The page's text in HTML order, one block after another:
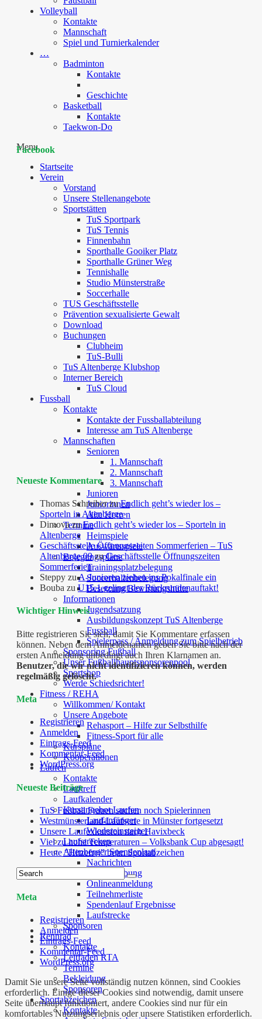
Volleyball
Kontakte
Mannschaft
Spiel und Turnierkalender
…
Badminton
Kontakte
Geschichte
Basketball
Kontakte
Taekwon-Do
Menu
Startseite
Verein
Vorstand
Unsere Stellenangebote
Sportstätten
TuS Sportpark
TuS Tennis
Finnenbahn
Sporthalle Gooiker Platz
Sporthalle Grüner Weg
Tennishalle
Studio Münsterstraße
Soccerhalle
TUS Geschäftsstelle
Prävention sexualisierte Gewalt
Download
Buchungen
Clubheim
TuS-Bulli
TuS Altenberge Klubshop
Interner Bereich
TuS Cloud
Fussball
Kontakte
Kontakte der Fussballabteilung
Interesse am TuS Altenberge
Mannschaften
Senioren
1. Mannschaft
2. Mannschaft
3. Mannschaft
Junioren
Juniorinnen
Alte Herren
Termine
Heimspiele
Auswärtsspiele
Belegungspläne
Trainingsplatzbelegung
Soccerhallenbelegung
Besetzung Bewirtungshütte
Informationen
Jugendsatzung
Ausbildungskonzept TuS Altenberge
Fussball
Spielerpass / Anmeldung zum Spielbetrieb
Sponsoring Fußball
Unser Fußballhauptsponsorenpool
Sportshop
Werde Schiedsrichter!
Fitness / REHA
Willkommen/ Kontakt
Unsere Angebote
Rehasport – Hilfe zur Selbsthilfe
Fitness-Sport für alle
Kurspläne
Kooperationen
Laufen
Kontakte
Lauftreff
Laufkalender
Kursangebot Laufen
Laufanfänger
Wiedereinsteiger
Laufstrecken
Altenberger Spendenlauf
Nachrichten
Ausschreibung
Onlineanmeldung
Teilnehmerliste
Spendenlauf Ergebnisse
Laufstrecke
Sponsoren
Rennrad
Kontakte
Leitfaden RTA
Termine
Bekleidung
Sponsoren
Sportabzeichen
Kontakte
Facebook
Neueste Kommentare
Thomas SchreiberzuEndlich geht’s wieder los –
Sporteln in Altenberge
DimovazuEndlich geht’s wieder los – Sporteln in
Altenberge
Geschäftsstelle Öffnungszeiten Sommerferien – TuS
Altenberge 09zuGeschäftsstelle Öffnungszeiten
Sommerferien
Steppy zuA-Junioren ziehen ins Pokalfinale ein
Bouba zuU15.1 gelingt der Rückrundenauftakt!
Wichtiger Hinweis
Bitte registrieren Sie sich, damit Sie Kommentare erfassen
können. Neben dem Anmeldenamen geben Sie bitte nach der
ersten Anmeldung unbedingt auch Ihren Klarnamen an.
Benutzer, die wir nicht identifizieren können, werden
regelmäßig gelöscht.
Meta
Registrieren
Anmelden
Eintrags-Feed
Kommentar-Feed
WordPress.org
Neueste Beiträge
TuS Fußball Frauen suchen noch Spielerinnen
Westmünsterland-Laufserie in Münster fortgesetzt
Unsere Laufexkursion nach Havixbeck
Viel zu hohe Temperaturen – Volksbank Cup abgesagt!
Heute “Hitzefrei” beim Sportabzeichen
Meta
Registrieren
Anmelden
Eintrags-Feed
Kommentar-Feed
WordPress.org
Damit Sie unsere Seite vollständig nutzen können, sind Cookies
erforderlich. Einige dieser Cookies sind notwendig, damit unsere
Seite überhaupt funktioniert, andere Cookies sind nur für ein
komfortables Nutzungserlebnis oder unsere Statistiken erforderlich.